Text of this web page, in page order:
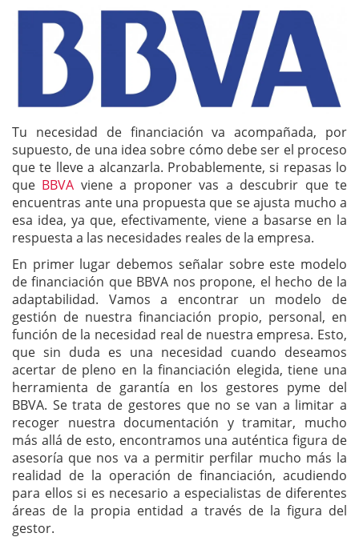
Tu necesidad de financiación va acompañada, por
supuesto, de una idea sobre cómo debe ser el proceso
que te lleve a alcanzarla. Probablemente, si repasas lo
que BBVA viene a proponer vas a descubrir que te
encuentras ante una propuesta que se ajusta mucho a
esa idea, ya que, efectivamente, viene a basarse en la
respuesta a las necesidades reales de la empresa.
En primer lugar debemos señalar sobre este modelo
de financiación que BBVA nos propone, el hecho de la
adaptabilidad. Vamos a encontrar un modelo de
gestión de nuestra financiación propio, personal, en
función de la necesidad real de nuestra empresa. Esto,
que sin duda es una necesidad cuando deseamos
acertar de pleno en la financiación elegida, tiene una
herramienta de garantía en los gestores pyme del
BBVA. Se trata de gestores que no se van a limitar a
recoger nuestra documentación y tramitar, mucho
más allá de esto, encontramos una auténtica figura de
asesoría que nos va a permitir perfilar mucho más la
realidad de la operación de financiación, acudiendo
para ellos si es necesario a especialistas de diferentes
áreas de la propia entidad a través de la figura del
gestor.